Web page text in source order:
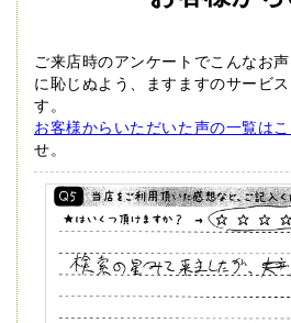
ご来店時のアンケートでこんなお声
に恥じぬよう、ますますのサービ
す。
お客様からいただいた声の一覧は
せ。